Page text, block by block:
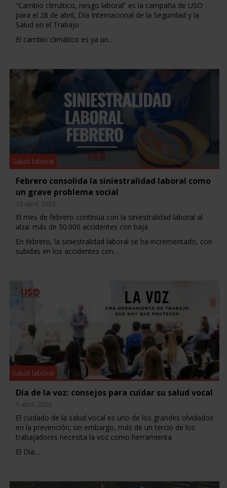
“Cambio climático, riesgo laboral” es la campaña de USO
para el 28 de abril, Día Internacional de la Seguridad y la
Salud en el Trabajo
El cambio climático es ya un…
Salud laboral
Febrero consolida la siniestralidad laboral como
un grave problema social
13 abril, 2026
El mes de febrero continúa con la siniestralidad laboral al
alza: más de 50.000 accidentes con baja
En febrero, la siniestralidad laboral se ha incrementado, con
subidas en los accidentes con…
Salud laboral
Día de la voz: consejos para cuidar su salud vocal
9 abril, 2026
El cuidado de la salud vocal es uno de los grandes olvidados
en la prevención; sin embargo, más de un tercio de los
trabajadores necesita la voz como herramienta
El Día…